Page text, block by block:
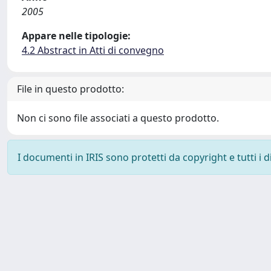
2005
Appare nelle tipologie:
4.2 Abstract in Atti di convegno
File in questo prodotto:
Non ci sono file associati a questo prodotto.
I documenti in IRIS sono protetti da copyright e tutti i